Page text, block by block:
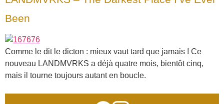
Been
Comme le dit le dicton : mieux vaut tard que jamais ! Ce
nouveau LANDMVRKS a déjà quatre mois, bientôt cinq,
mais il tourne toujours autant en boucle.